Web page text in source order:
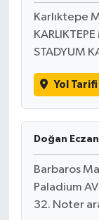
Karlıktepe
STADYUM
Yol Tarifi
Doğan
Barbaros
Paladium
32. Noter